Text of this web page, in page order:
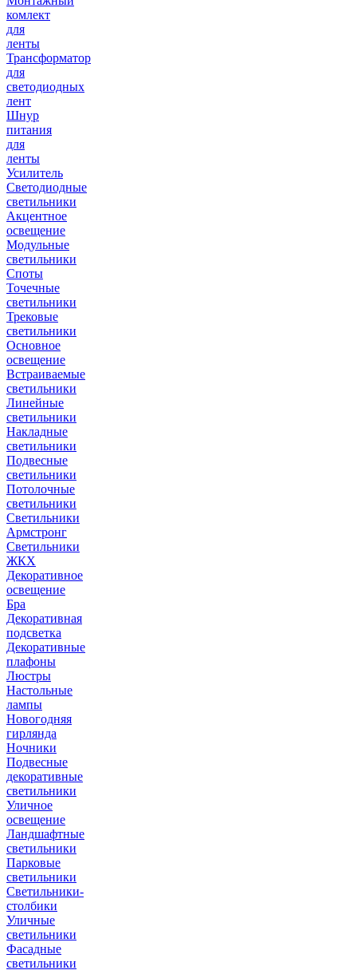
комлект
для
ленты
Трансформатор
для
светодиодных
лент
Шнур
питания
для
ленты
Усилитель
Светодиодные
светильники
Акцентное
освещение
Модульные
светильники
Споты
Точечные
светильники
Трековые
светильники
Основное
освещение
Встраиваемые
светильники
Линейные
светильники
Накладные
светильники
Подвесные
светильники
Потолочные
светильники
Светильники
Армстронг
Светильники
ЖКХ
Декоративное
освещение
Бра
Декоративная
подсветка
Декоративные
плафоны
Люстры
Настольные
лампы
Новогодняя
гирлянда
Ночники
Подвесные
декоративные
светильники
Уличное
освещение
Ландшафтные
светильники
Парковые
светильники
Светильники-
столбики
Уличные
светильники
Фасадные
светильники